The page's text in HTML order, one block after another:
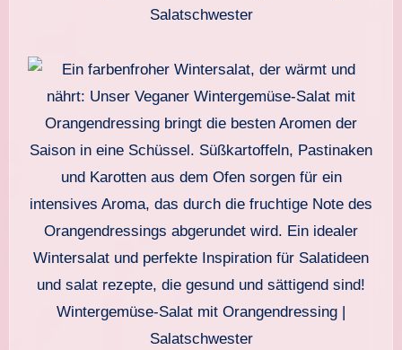
Salatschwester
Wintergemüse-Salat mit Orangendressing |
Salatschwester